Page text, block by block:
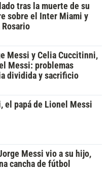
tras la muerte de su
sobre el Inter Miami y
Messi y Celia Cuccitinni,
Messi: problemas
dividida y sacrificio
el papá de Lionel Messi
Messi vio a su hijo,
cancha de fútbol